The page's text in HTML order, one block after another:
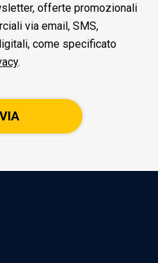
offerte promozionali
via email, SMS,
come specificato
.